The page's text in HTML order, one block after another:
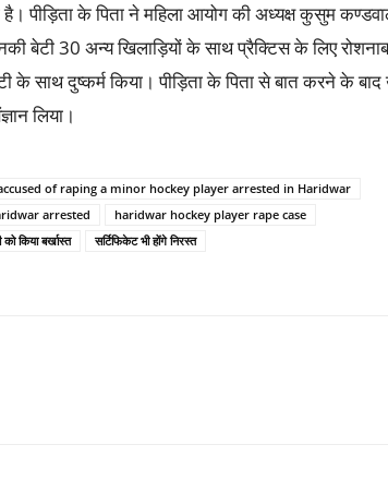
पीड़िता के पिता ने महिला आयोग की अध्यक्ष कुसुम
बेटी 30 अन्य खिलाड़ियों के साथ प्रैक्टिस के लिए
साथ दुष्कर्म किया। पीड़िता के पिता से बात करने के बाद
लिया।
of raping a minor hockey player arrested in Haridwar
arrested
haridwar hockey player rape case
किया बर्खास्त
सर्टिफिकेट भी होंगे निरस्त